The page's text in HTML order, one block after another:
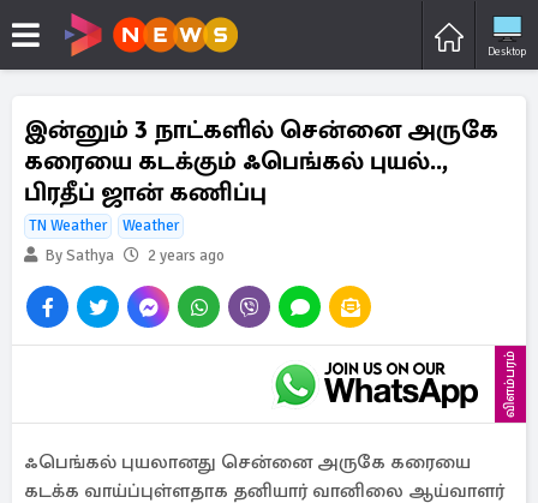
Desktop
இன்னும் 3 நாட்களில் சென்னை அருகே
கரையை கடக்கும் ஃபெங்கல் புயல்..,
பிரதீப் ஜான் கணிப்பு
TN Weather
Weather
By Sathya
2 years ago
விளம்பரம்
ஃபெங்கல் புயலானது சென்னை அருகே கரையை
கடக்க வாய்ப்புள்ளதாக தனியார் வானிலை ஆய்வாளர்